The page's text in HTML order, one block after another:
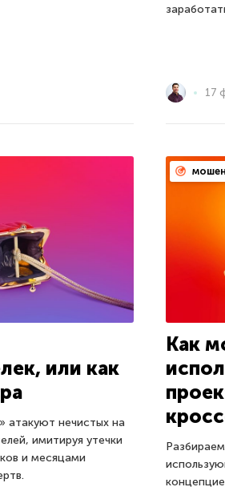
17
или как
атакуют нечистых на
имитируя утечки
и месяцами
Как